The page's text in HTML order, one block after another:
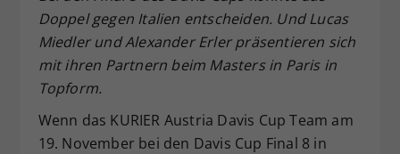
Doppel gegen Italien entscheiden. Und Lucas
Miedler und Alexander Erler präsentieren sich
mit ihren Partnern beim Masters in Paris in
Topform.
Wenn das KURIER Austria Davis Cup Team am
19. November bei den Davis Cup Final 8 in
Zweck
Dieser Wert speichert Ihre Consent-
Einstellungen. Unter anderem eine
zufällig generierte ID, für die
Webseiten-Betreiber dies eingestellt
hat.